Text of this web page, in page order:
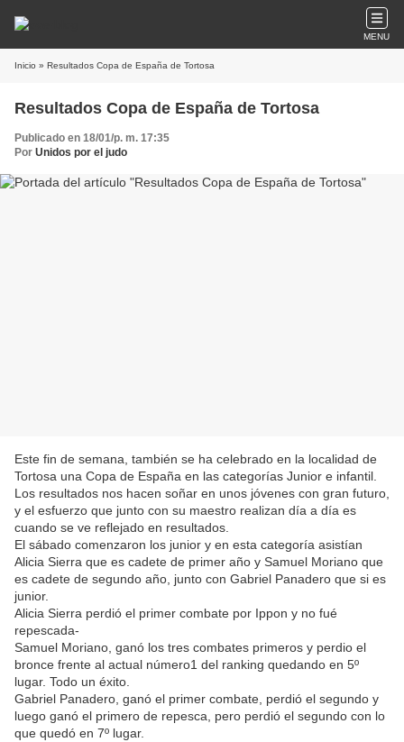
MENU
Inicio » Resultados Copa de España de Tortosa
Resultados Copa de España de Tortosa
Publicado en 18/01/p. m. 17:35
Por Unidos por el judo
Este fin de semana, también se ha celebrado en la localidad de
Tortosa una Copa de España en las categorías Junior e infantil.
Los resultados nos hacen soñar en unos jóvenes con gran futuro,
y el esfuerzo que junto con su maestro realizan día a día es
cuando se ve reflejado en resultados.
El sábado comenzaron los junior y en esta categoría asistían
Alicia Sierra que es cadete de primer año y Samuel Moriano que
es cadete de segundo año, junto con Gabriel Panadero que si es
junior.
Alicia Sierra perdió el primer combate por Ippon y no fué
repescada-
Samuel Moriano, ganó los tres combates primeros y perdio el
bronce frente al actual número1 del ranking quedando en 5º
lugar. Todo un éxito.
Gabriel Panadero, ganó el primer combate, perdió el segundo y
luego ganó el primero de repesca, pero perdió el segundo con lo
que quedó en 7º lugar.